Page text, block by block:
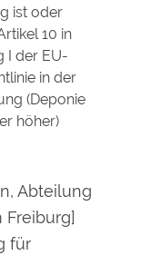
ist oder
10 in
I der EU-
in der
(Deponie
höher)
Abteilung
für